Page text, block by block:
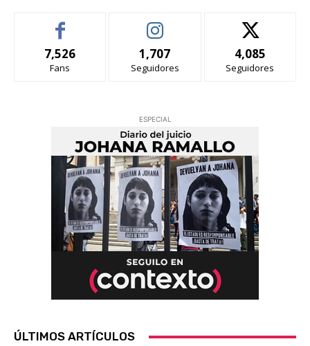
7,526
Fans
1,707
Seguidores
4,085
Seguidores
ESPECIAL
ÚLTIMOS ARTÍCULOS